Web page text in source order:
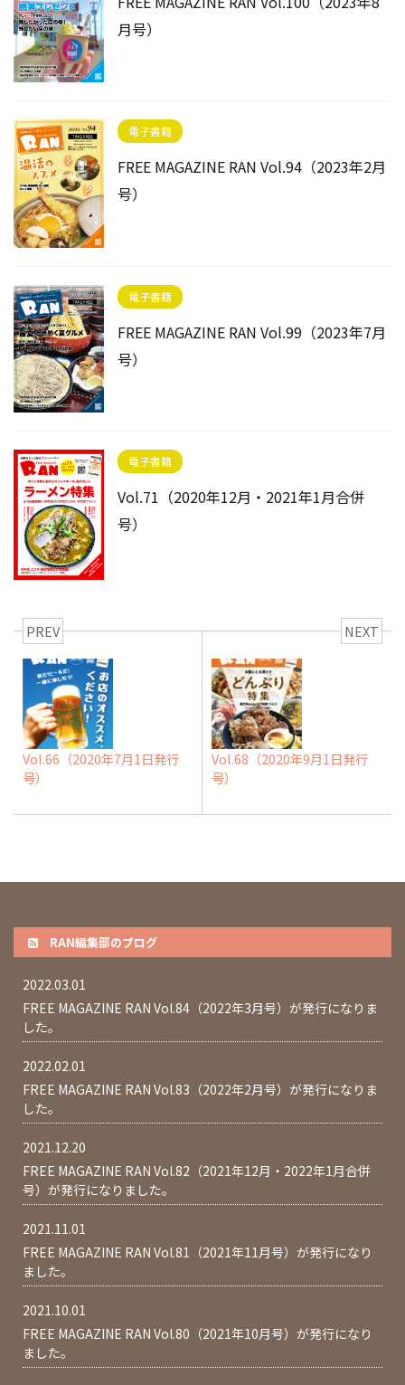
月号）
電子書籍
FREE MAGAZINE RAN Vol.94（2023年2月
号）
電子書籍
FREE MAGAZINE RAN Vol.99（2023年7月
号）
電子書籍
Vol.71（2020年12月・2021年1月合併
号）
PREV
Vol.66（2020年7月1日発行
号）
NEXT
Vol.68（2020年9月1日発行
号）
RAN編集部のブログ
2022.03.01
FREE MAGAZINE RAN Vol.84（2022年3月号）が発行になりま
した。
2022.02.01
FREE MAGAZINE RAN Vol.83（2022年2月号）が発行になりま
した。
2021.12.20
FREE MAGAZINE RAN Vol.82（2021年12月・2022年1月合併
号）が発行になりました。
2021.11.01
FREE MAGAZINE RAN Vol.81（2021年11月号）が発行になり
ました。
2021.10.01
FREE MAGAZINE RAN Vol.80（2021年10月号）が発行になり
ました。